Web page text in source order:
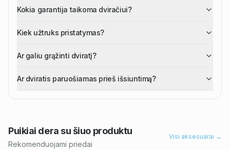
Kokia garantija taikoma dviračiui?
Kiek užtruks pristatymas?
Ar galiu grąžinti dviratį?
Ar dviratis paruošiamas prieš išsiuntimą?
Puikiai dera su šiuo produktu
Rekomenduojami priedai
Visi aksesuarai →